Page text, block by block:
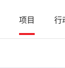
项目 行